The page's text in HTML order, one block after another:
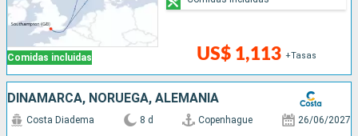
Comidas incluidas US$ 1,113 +Tasas
DINAMARCA, NORUEGA, ALEMANIA
Costa Diadema 8 d Copenhague 26/06/2027